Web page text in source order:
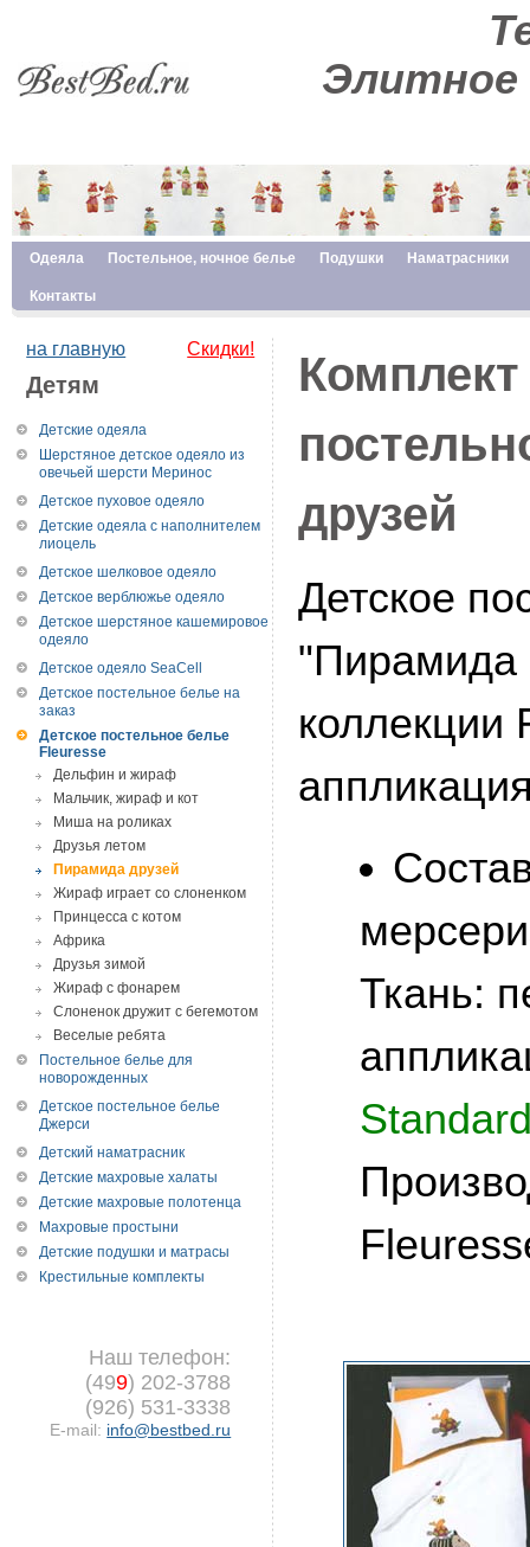
Элитное
Одеяла Постельное, ночное белье Подушки Наматрасники
Контакты
Скидки!
на главную
Детям
Детские одеяла
Шерстяное детское одеяло из
овечьей шерсти Меринос
Детское пуховое одеяло
Детские одеяла с наполнителем
лиоцель
Детское шелковое одеяло
Детское верблюжье одеяло
Детское шерстяное кашемировое
одеяло
Детское одеяло SeaCell
Детское постельное белье на
заказ
Детское постельное белье
Fleuresse
Дельфин и жираф
Мальчик, жираф и кот
Миша на роликах
Друзья летом
Пирамида друзей
Жираф играет со слоненком
Принцесса с котом
Африка
Друзья зимой
Жираф с фонарем
Слоненок дружит с бегемотом
Веселые ребята
Постельное белье для
новорожденных
Детское постельное белье
Джерси
Детский наматрасник
Детские махровые халаты
Детские махровые полотенца
Махровые простыни
Детские подушки и матрасы
Крестильные комплекты
Наш телефон:
(499) 202-3788
(926) 531-3338
E-mail: info@bestbed.ru
Комплект
друзей
Детское
"Пирамида
коллекции
Ткань: